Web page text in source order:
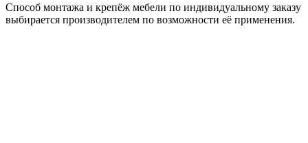
Способ монтажа и крепёж мебели по индивидуальному заказу
выбирается производителем по возможности её применения.